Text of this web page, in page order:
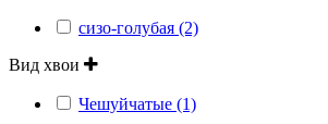
сизо-голубая (2)
Вид хвои
Чешуйчатые (1)